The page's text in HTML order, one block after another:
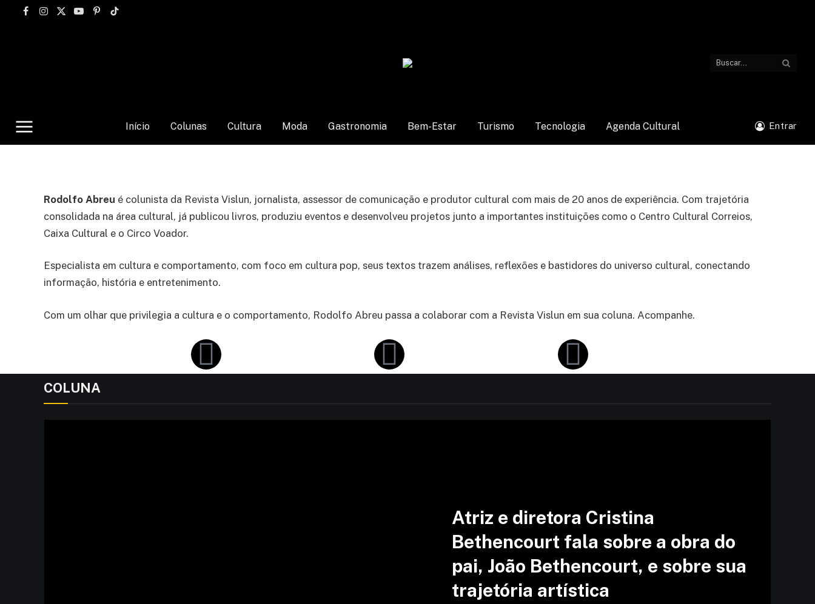
Facebook
Instagram
X
YouTubePinterest
TikTok
Início Colunas Cultura Moda Gastronomia Bem-Estar Turismo Tecnologia Agenda Cultural Entrar
Rodolfo Abreu é colunista da Revista Vislun, jornalista, assessor de comunicação e produtor cultural com mais de 20 anos de experiência. Com trajetória
consolidada na área cultural, já publicou livros, produziu eventos e desenvolveu projetos junto a importantes instituições como o Centro Cultural Correios,
Caixa Cultural e o Circo Voador.
Especialista em cultura e comportamento, com foco em cultura pop, seus textos trazem análises, reflexões e bastidores do universo cultural, conectando
informação, história e entretenimento.
Com um olhar que privilegia a cultura e o comportamento, Rodolfo Abreu passa a colaborar com a Revista Vislun em sua coluna. Acompanhe.
COLUNA
Atriz e diretora Cristina
Bethencourt fala sobre a obra do
pai, João Bethencourt, e sobre sua
trajetória artística